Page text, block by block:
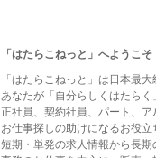
「はたらこねっと」へようこそ
「はたらこねっと」は日本最
あなたが「自分らしくはたらく
正社員、契約社員、パート、
お仕事探しの助けになるお役立
短期・単発の求人情報から長